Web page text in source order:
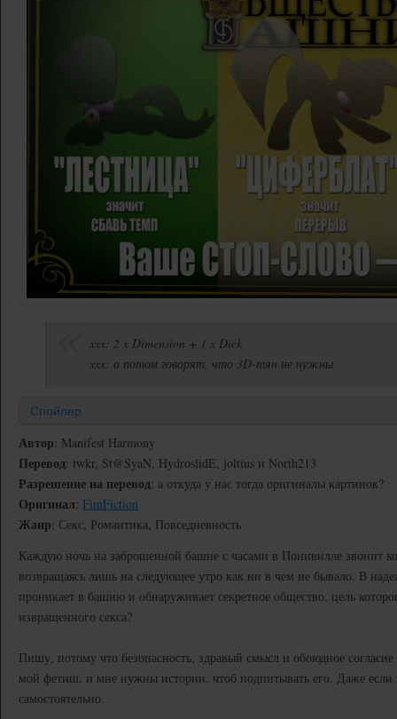
xxx: 2 x Dimension + 1 x Dick
xxx: а потом говорят, что 3D-тян не нужны
Спойлер
Автор: Manifest Harmony
Перевод: twkr, St@SyaN, HydroslidE, joltius и North213
Разрешение на перевод: а откуда у нас тогда оригиналы картинок?
Оригинал: FimFiction
Жанр: Секс, Романтика, Повседневность
Каждую ночь на заброшенной башне с часами в Понивилле звонит
возвращаясь лишь на следующее утро как ни в чем не бывало. В
проникает в башню и обнаруживает секретное общество, цель
извращенного секса?
Пишу, потому что безопасность, здравый смысл и обоюдное
мой фетиш, и мне нужны истории, чтоб подпитывать его. Даже если
самостоятельно.